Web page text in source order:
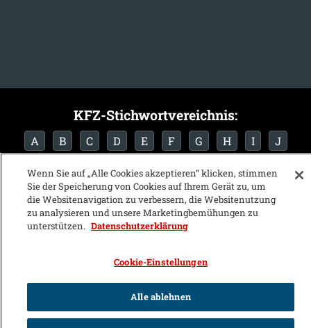
KFZ-Stichwortvereichnis:
A B C D E F G H I
J
K
L M N P Q
U
V W X Y Z
Wenn Sie auf „Alle Cookies akzeptieren“ klicken, stimmen
Sie der Speicherung von Cookies auf Ihrem Gerät zu, um
die Websitenavigation zu verbessern, die Websitenutzung
zu analysieren und unsere Marketingbemühungen zu
unterstützen. Datenschutzerklärung
Cookie-Einstellungen
Alle ablehnen